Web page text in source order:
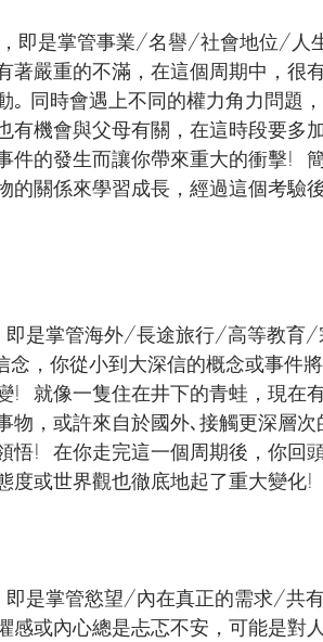
即是掌管事業/名譽/社會地位/人
著嚴重的不滿，在這個周期中，很
｡ 同時會遇上不同的權力角力問題
有機會與父母有關，在這時段要多
件的發生而讓你帶來重大的衝擊!
的關係來學習成長，經過這個考驗
即是掌管海外/長途旅行/高等教育
念，你從小到大深信的概念或事件
!  就像一隻住在井下的青蛙，現在
物，或許來自於國外､接觸更深層
悟!  在你走完這一個周期後，你回
度或世界觀也徹底地起了重大變化!
即是掌管慾望/內在真正的需求/共
感或內心總是忐忑不安，可能是對